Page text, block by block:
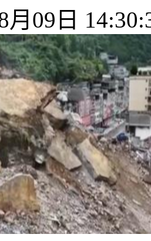
月09日